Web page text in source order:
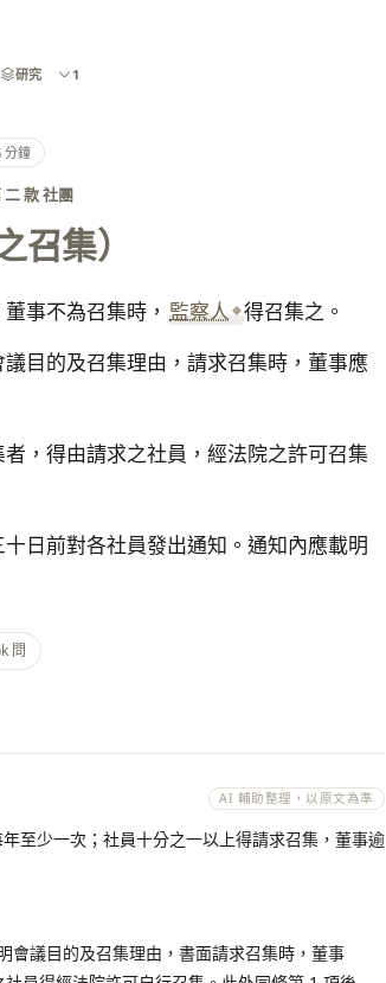
分鐘
二 款 社團
召集）
事不為召集時， 監察人 得召集之。
目的及召集理由，請求召集時，董事應
，得由請求之社員，經法院之許可召集
日前對各社員發出通知。通知內應載明
問
AI 輔助整理，以原文為準
至少一次；社員十分之一以上得請求召集，董事逾
會議目的及召集理由，書面請求召集時，董事
研究 1